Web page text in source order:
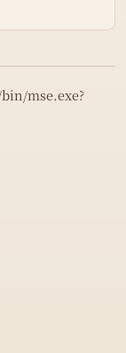
mse.exe?